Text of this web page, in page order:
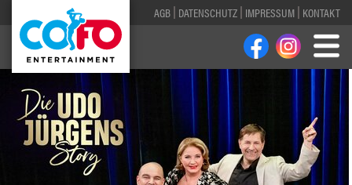
AGB DATENSCHUTZ IMPRESSUM KONTAKT